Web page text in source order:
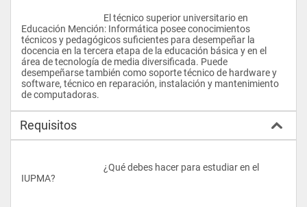
Educación Mención: Informática posee conocimientos
técnicos y pedagógicos suficientes para desempeñar la
docencia en la tercera etapa de la educación básica y en el
área de tecnología de media diversificada. Puede
desempeñarse también como soporte técnico de hardware y
software, técnico en reparación, instalación y mantenimiento
Requisitos
IUPMA?